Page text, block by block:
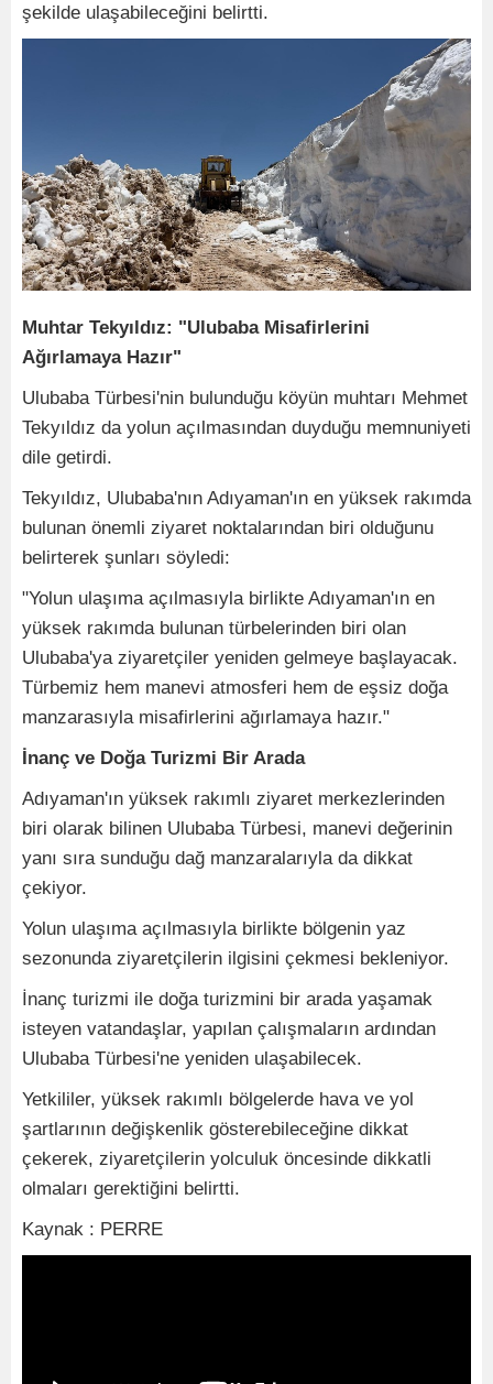
şekilde ulaşabileceğini belirtti.
Muhtar Tekyıldız: "Ulubaba Misafirlerini
Ağırlamaya Hazır"
Ulubaba Türbesi'nin bulunduğu köyün muhtarı Mehmet
Tekyıldız da yolun açılmasından duyduğu memnuniyeti
dile getirdi.
Tekyıldız, Ulubaba'nın Adıyaman'ın en yüksek rakımda
bulunan önemli ziyaret noktalarından biri olduğunu
belirterek şunları söyledi:
"Yolun ulaşıma açılmasıyla birlikte Adıyaman'ın en
yüksek rakımda bulunan türbelerinden biri olan
Ulubaba'ya ziyaretçiler yeniden gelmeye başlayacak.
Türbemiz hem manevi atmosferi hem de eşsiz doğa
manzarasıyla misafirlerini ağırlamaya hazır."
İnanç ve Doğa Turizmi Bir Arada
Adıyaman'ın yüksek rakımlı ziyaret merkezlerinden
biri olarak bilinen Ulubaba Türbesi, manevi değerinin
yanı sıra sunduğu dağ manzaralarıyla da dikkat
çekiyor.
Yolun ulaşıma açılmasıyla birlikte bölgenin yaz
sezonunda ziyaretçilerin ilgisini çekmesi bekleniyor.
İnanç turizmi ile doğa turizmini bir arada yaşamak
isteyen vatandaşlar, yapılan çalışmaların ardından
Ulubaba Türbesi'ne yeniden ulaşabilecek.
Yetkililer, yüksek rakımlı bölgelerde hava ve yol
şartlarının değişkenlik gösterebileceğine dikkat
çekerek, ziyaretçilerin yolculuk öncesinde dikkatli
olmaları gerektiğini belirtti.
Kaynak : PERRE